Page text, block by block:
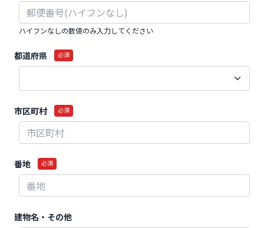
ハイフンなしの数値のみ入力してください
都道府県 必須
市区町村 必須
番地 必須
建物名・その他